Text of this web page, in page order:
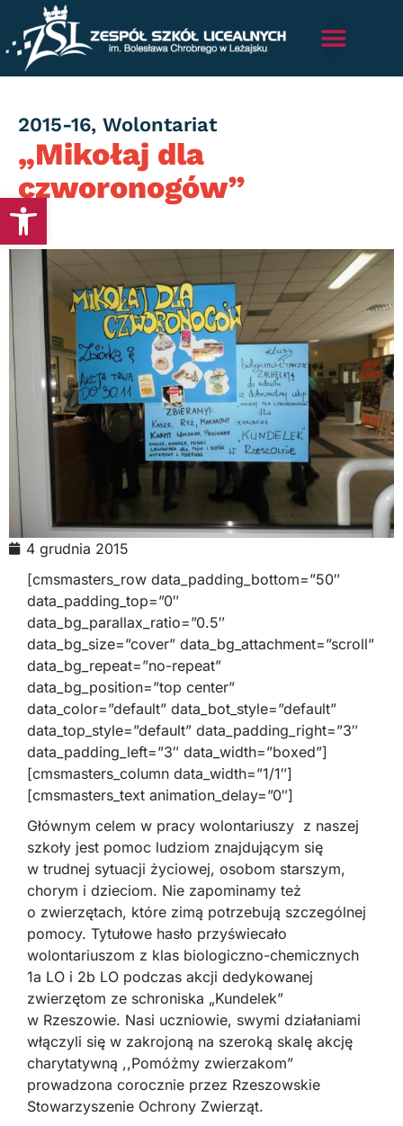
Otwórz pasek narzędzi
„Mikołaj dla
czworonogów”
Category
2015-16, Wolontariat
4 grudnia 2015
[cmsmasters_row data_padding_bottom=”50″
data_padding_top=”0″
data_bg_parallax_ratio=”0.5″
data_bg_size=”cover” data_bg_attachment=”scroll”
data_bg_repeat=”no-repeat”
data_bg_position=”top center”
data_color=”default” data_bot_style=”default”
data_top_style=”default” data_padding_right=”3″
data_padding_left=”3″ data_width=”boxed”]
[cmsmasters_column data_width=”1/1″]
[cmsmasters_text animation_delay=”0″]
Głównym celem w pracy wolontariuszy z naszej
szkoły jest pomoc ludziom znajdującym się
w trudnej sytuacji życiowej, osobom starszym,
chorym i dzieciom. Nie zapominamy też
o zwierzętach, które zimą potrzebują szczególnej
pomocy. Tytułowe hasło przyświecało
wolontariuszom z klas biologiczno-chemicznych
1a LO i 2b LO podczas akcji dedykowanej
zwierzętom ze schroniska „Kundelek”
w Rzeszowie. Nasi uczniowie, swymi działaniami
włączyli się w zakrojoną na szeroką skalę akcję
charytatywną ,,Pomóżmy zwierzakom”
prowadzona corocznie przez Rzeszowskie
Stowarzyszenie Ochrony Zwierząt.